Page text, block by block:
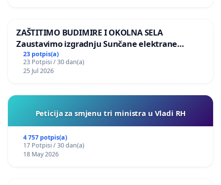
ZAŠTITIMO BUDIMIRE I OKOLNA SELA
Zaustavimo izgradnju Sunčane elektrane
Vedrine na području Ugljana
23 potpis(a)
23 Potpisi / 30 dan(a)
25 Jul 2026
Peticija za smjenu tri ministra u Vladi RH
4 757 potpis(a)
17 Potpisi / 30 dan(a)
18 May 2026